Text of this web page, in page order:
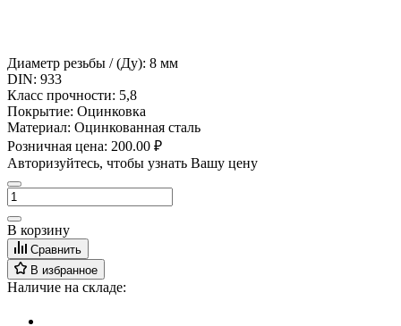
Диаметр резьбы / (Ду): 8 мм
DIN: 933
Класс прочности: 5,8
Покрытие: Оцинковка
Материал: Оцинкованная сталь
Розничная цена: 200.00 ₽
Авторизуйтесь, чтобы узнать Вашу цену
В корзину
Сравнить
В избранное
Наличие на складе: